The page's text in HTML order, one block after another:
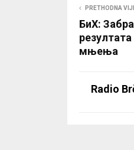
PRETHODNA
БиХ:
мњења
Radio